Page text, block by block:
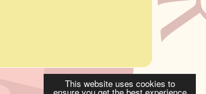
This website uses cookies to